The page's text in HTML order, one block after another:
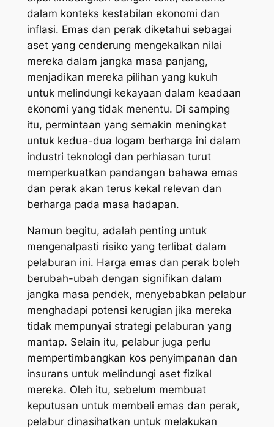
dalam konteks kestabilan ekonomi dan
inflasi. Emas dan perak diketahui sebagai
aset yang cenderung mengekalkan nilai
mereka dalam jangka masa panjang,
menjadikan mereka pilihan yang kukuh
untuk melindungi kekayaan dalam keadaan
ekonomi yang tidak menentu. Di samping
itu, permintaan yang semakin meningkat
untuk kedua-dua logam berharga ini dalam
industri teknologi dan perhiasan turut
memperkuatkan pandangan bahawa emas
dan perak akan terus kekal relevan dan
berharga pada masa hadapan.
Namun begitu, adalah penting untuk
mengenalpasti risiko yang terlibat dalam
pelaburan ini. Harga emas dan perak boleh
berubah-ubah dengan signifikan dalam
jangka masa pendek, menyebabkan pelabur
menghadapi potensi kerugian jika mereka
tidak mempunyai strategi pelaburan yang
mantap. Selain itu, pelabur juga perlu
mempertimbangkan kos penyimpanan dan
insurans untuk melindungi aset fizikal
mereka. Oleh itu, sebelum membuat
keputusan untuk membeli emas dan perak,
pelabur dinasihatkan untuk melakukan